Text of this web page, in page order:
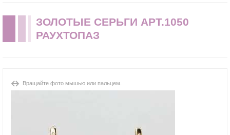
ЗОЛОТЫЕ СЕРЬГИ АРТ.1050
РАУХТОПАЗ
Вращайте фото мышью или пальцем.